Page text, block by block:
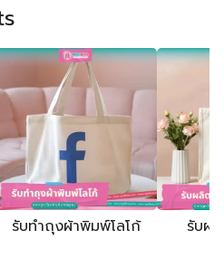
รับทำถุงผ้าพิมพ์โลโก้ รับผลิ